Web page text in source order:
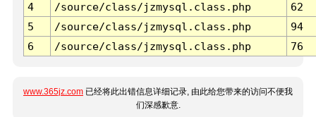
4
/source/class/jzmysql.class.php
62
5
/source/class/jzmysql.class.php
94
6
/source/class/jzmysql.class.php 76
www.365jz.com 已经将此出错信息详细记录, 由此给您带来的访问不便我
们深感歉意.